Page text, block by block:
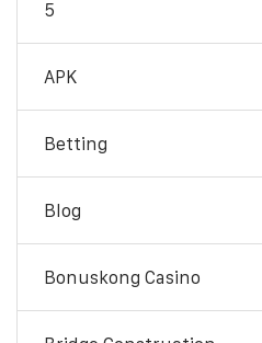
5
APK
Betting
Blog
Bonuskong Casino